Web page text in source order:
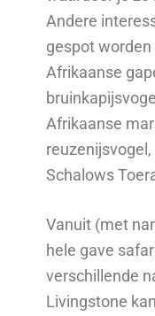
Andere
gespot
Afrikaanse
Afrikaanse
Schalows
Vanuit (met
hele gave
verschillende
Livingstone